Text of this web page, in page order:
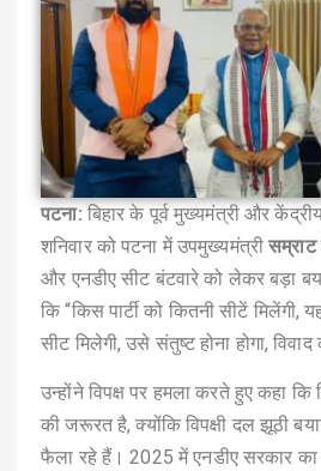
पटना: बिहार के पूर्व मुख्यमंत्री और
शनिवार को पटना में उपमुख्यमंत्रीसम्राट
और एनडीए सीट बंटवारे को लेकर बड़ा
कि “किस पार्टी को कितनी सीटें
सीट मिलेगी, उसे संतुष्ट होना होगा,
उन्होंने विपक्ष पर हमला करते हुए कहा कि
की जरूरत है, क्योंकि विपक्षी दल झूठी
फैला रहे हैं। 2025 में एनडीए सरकार का